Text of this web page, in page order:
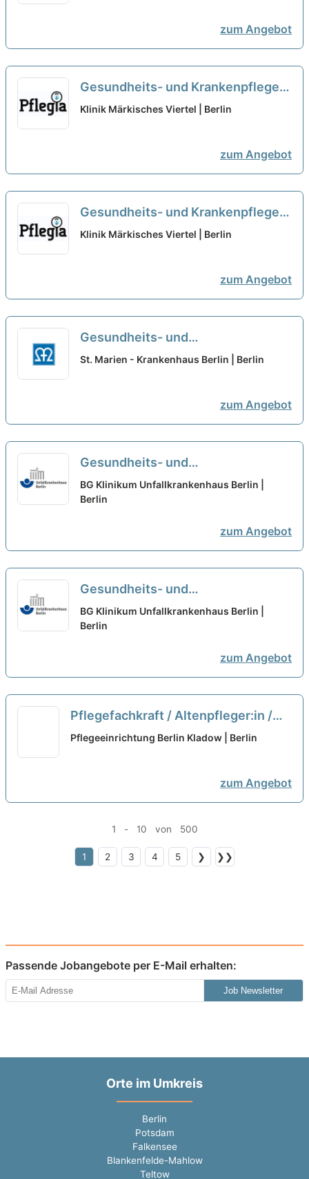
zum Angebot
Gesundheits- und Krankenpfleger
(m|w|d) neu
Klinik Märkisches Viertel | Berlin
zum Angebot
Gesundheits- und Krankenpfleger
(m|w|d) vorzugsweise an
Klinik Märkisches Viertel | Berlin
zum Angebot
Gesundheits- und
Krankenpfleger:in (m/w/d) im
St. Marien - Krankenhaus Berlin | Berlin
zum Angebot
Gesundheits- und
Krankenpflegehelfer:in (m/w/d) -
Ein guter Zusammenhalt!
BG Klinikum Unfallkrankenhaus Berlin |
Berlin
zum Angebot
Gesundheits- und
Krankenpfleger:in (m/w/d)
Intensivstation - Ein guter
BG Klinikum Unfallkrankenhaus Berlin |
Berlin
zum Angebot
Pflegefachkraft / Altenpfleger:in /
Gesundheits- und Krankenpfleger:in
Pflegeeinrichtung Berlin Kladow | Berlin
zum Angebot
1 - 10 von 500
1 2 3 4 5 ❯ ❯❯
Passende Jobangebote per E-Mail erhalten:
Job Newsletter
Orte im Umkreis
Berlin
Potsdam
Falkensee
Blankenfelde-Mahlow
Teltow